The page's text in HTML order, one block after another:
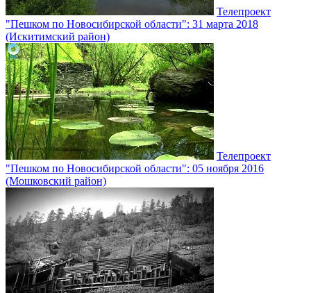
Телепроект
"Пешком по Новосибирской области": 31 марта 2018
(Искитимский район)
Телепроект
"Пешком по Новосибирской области": 05 ноября 2016
(Мошковский район)